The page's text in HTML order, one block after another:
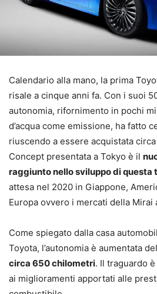
Calendario alla mano, la prima
risale a cinque anni fa. Con i suoi
autonomia, rifornimento in pochi
d’acqua come emissione, ha fatto
riuscendo a essere acquistata
Concept presentata a Tokyo è il
raggiunto nello sviluppo di questa
attesa nel 2020 in Giappone,
Europa ovvero i mercati della Mirai
Come spiegato dalla casa
Toyota, l’autonomia è aumentata
circa 650 chilometri. Il traguardo
ai miglioramenti apportati alle